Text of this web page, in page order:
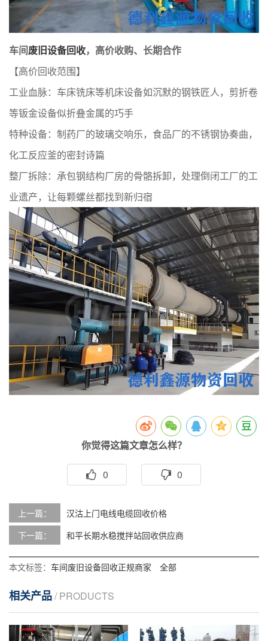
车间废旧设备回收，高价收购、长期合作
【高价回收范围】
工业血脉：车床铣床等机床设备如沉默的钢铁匠人，剪折卷
等钣金设备似折叠金属的巧手
特种设备：制药厂的玻璃交响乐，食品厂的不锈钢协奏曲，
化工反应釜的密封诗篇
整厂拆除：承包钢结构厂房的骨骼拆卸，处理倒闭工厂的工
业遗产，让每颗螺丝都找到新归宿
你觉得这篇文章怎么样？
0 0
上一篇：
汉沽上门电线电缆回收价格
下一篇：
和平长期水稳搅拌站回收供应商
本文标签： 车间废旧设备回收正规商家 全部
相关产品/ PRODUCTS